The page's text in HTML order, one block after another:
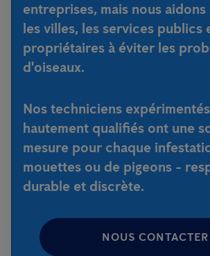
entreprises, mais nous aidons
les villes, les services publics
propriétaires à éviter les
d'oiseaux.
Nos techniciens
hautement qualifiés ont une
mesure pour chaque
mouettes ou de pigeons -
durable et discrète.
NOUS CONTACTER